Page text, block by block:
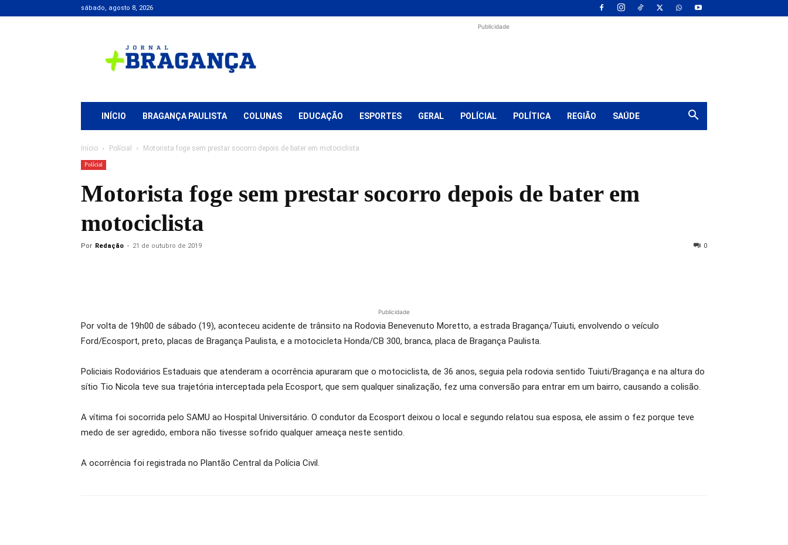
sábado, agosto 8, 2026
+
Bragança
Publicidade
INÍCIO BRAGANÇA PAULISTA COLUNAS EDUCAÇÃO ESPORTES GERAL POLÍCIAL POLÍTICA REGIÃO SAÚDE
Início Polícial Motorista foge sem prestar socorro depois de bater em motociclista
Polícial
Motorista foge sem prestar socorro depois de bater em
motociclista
Por Redação - 21 de outubro de 2019 0
Publicidade
Por volta de 19h00 de sábado (19), aconteceu acidente de trânsito na Rodovia Benevenuto Moretto, a estrada Bragança/Tuiuti, envolvendo o veículo
Ford/Ecosport, preto, placas de Bragança Paulista, e a motocicleta Honda/CB 300, branca, placa de Bragança Paulista.
Policiais Rodoviários Estaduais que atenderam a ocorrência apuraram que o motociclista, de 36 anos, seguia pela rodovia sentido Tuiuti/Bragança e na altura do
sítio Tio Nicola teve sua trajetória interceptada pela Ecosport, que sem qualquer sinalização, fez uma conversão para entrar em um bairro, causando a colisão.
A vítima foi socorrida pelo SAMU ao Hospital Universitário. O condutor da Ecosport deixou o local e segundo relatou sua esposa, ele assim o fez porque teve
medo de ser agredido, embora não tivesse sofrido qualquer ameaça neste sentido.
A ocorrência foi registrada no Plantão Central da Polícia Civil.